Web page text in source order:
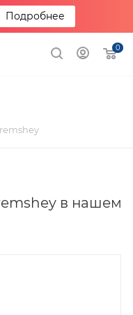
Подробнее
0
в нашем